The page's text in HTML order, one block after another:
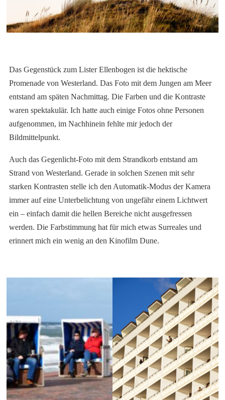
Das Gegenstück zum Lister Ellenbogen ist die hektische
Promenade von Westerland. Das Foto mit dem Jungen am Meer
entstand am späten Nachmittag. Die Farben und die Kontraste
waren spektakulär. Ich hatte auch einige Fotos ohne Personen
aufgenommen, im Nachhinein fehlte mir jedoch der
Bildmittelpunkt.
Auch das Gegenlicht-Foto mit dem Strandkorb entstand am
Strand von Westerland. Gerade in solchen Szenen mit sehr
starken Kontrasten stelle ich den Automatik-Modus der Kamera
immer auf eine Unterbelichtung von ungefähr einem Lichtwert
ein – einfach damit die hellen Bereiche nicht ausgefressen
werden. Die Farbstimmung hat für mich etwas Surreales und
erinnert mich ein wenig an den Kinofilm Dune.